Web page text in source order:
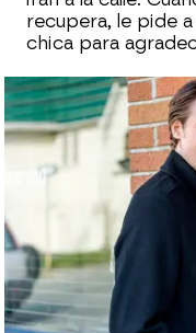
recupera, le pide
chica para